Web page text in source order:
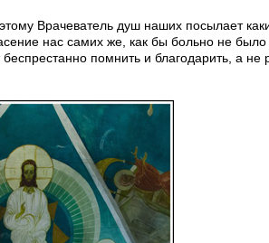
Врачеватель душ наших посылает
нас самих же, как бы больно не было
помнить и благодарить, а не